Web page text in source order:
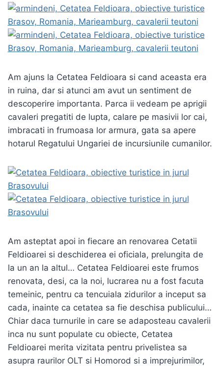
Am ajuns la Cetatea Feldioara si cand aceasta era
in ruina, dar si atunci am avut un sentiment de
descoperire importanta. Parca ii vedeam pe aprigii
cavaleri pregatiti de lupta, calare pe masivii lor cai,
imbracati in frumoasa lor armura, gata sa apere
hotarul Regatului Ungariei de incursiunile cumanilor.
Am asteptat apoi in fiecare an renovarea Cetatii
Feldioarei si deschiderea ei oficiala, prelungita de
la un an la altul… Cetatea Feldioarei este frumos
renovata, desi, ca la noi, lucrarea nu a fost facuta
temeinic, pentru ca tencuiala zidurilor a inceput sa
cada, inainte ca cetatea sa fie deschisa publicului…
Chiar daca turnurile in care se adaposteau cavalerii
inca nu sunt populate cu obiecte, Cetatea
Feldioarei merita vizitata pentru privelistea sa
asupra raurilor OLT si Homorod si a imprejurimilor,